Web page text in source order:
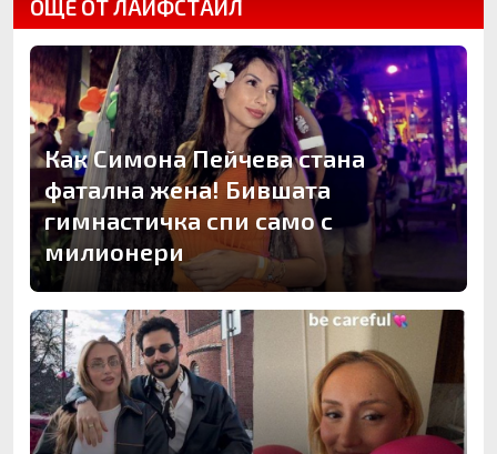
ОЩЕ ОТ ЛАЙФСТАЙЛ
Как Симона Пейчева стана
фатална жена! Бившата
гимнастичка спи само с
милионери